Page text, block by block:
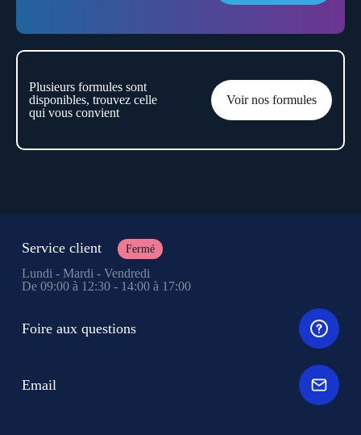
Plusieurs formules sont
disponibles, trouvez celle
qui vous convient
Voir nos formules
Service client Fermé
Lundi - Mardi - Vendredi
De 09:00 à 12:30 - 14:00 à 17:00
Foire aux questions
Email